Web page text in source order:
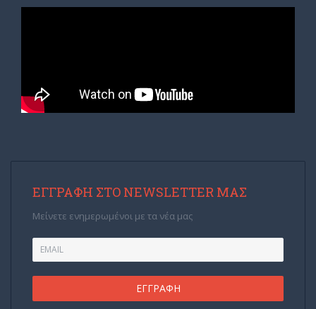
ΕΓΓΡΑΦΉ ΣΤΟ NEWSLETTER ΜΑΣ
Μείνετε ενημερωμένοι με τα νέα μας